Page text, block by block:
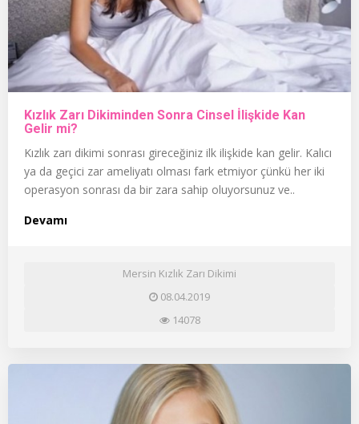
Kızlık Zarı Dikiminden Sonra Cinsel İlişkide Kan
Gelir mi?
Kızlık zarı dikimi sonrası gireceğiniz ilk ilişkide kan gelir. Kalıcı
ya da geçici zar ameliyatı olması fark etmiyor çünkü her iki
operasyon sonrası da bir zara sahip oluyorsunuz ve..
Devamı
Mersin Kızlık Zarı Dikimi
08.04.2019
14078